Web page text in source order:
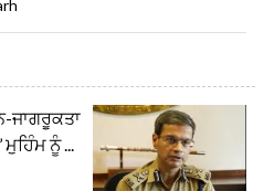
ਜਾਗਰੂਕਤਾ
ਨੂੰ ...